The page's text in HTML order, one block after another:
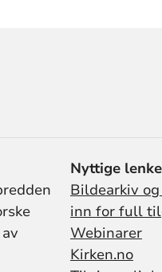
Nyttige
Bildearkiv
inn for full
Webinarer
Kirken.no